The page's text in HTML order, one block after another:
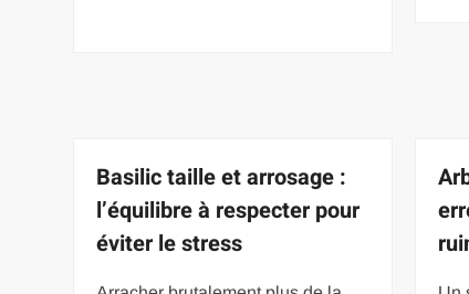
Basilic taille et arrosage :
l’équilibre à respecter pour
éviter le stress